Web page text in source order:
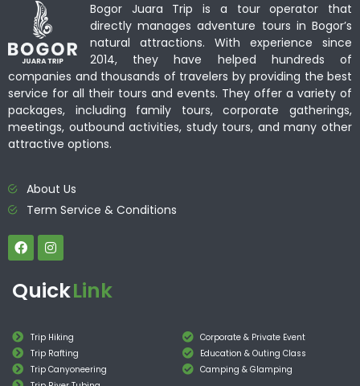
Bogor Juara Trip is a tour operator that
directly manages adventure tours in Bogor’s
natural attractions. With experience since
2014, they have helped hundreds of
companies and thousands of travelers by providing the best
service for all their tours and events. They offer a variety of
packages, including family tours, corporate gatherings,
meetings, outbound activities, study tours, and many other
attractive options.
About Us
Term Service & Conditions
QuickLink
Trip Hiking
Trip Rafting
Trip Canyoneering
Corporate & Private Event
Education & Outing Class
Camping & Glamping